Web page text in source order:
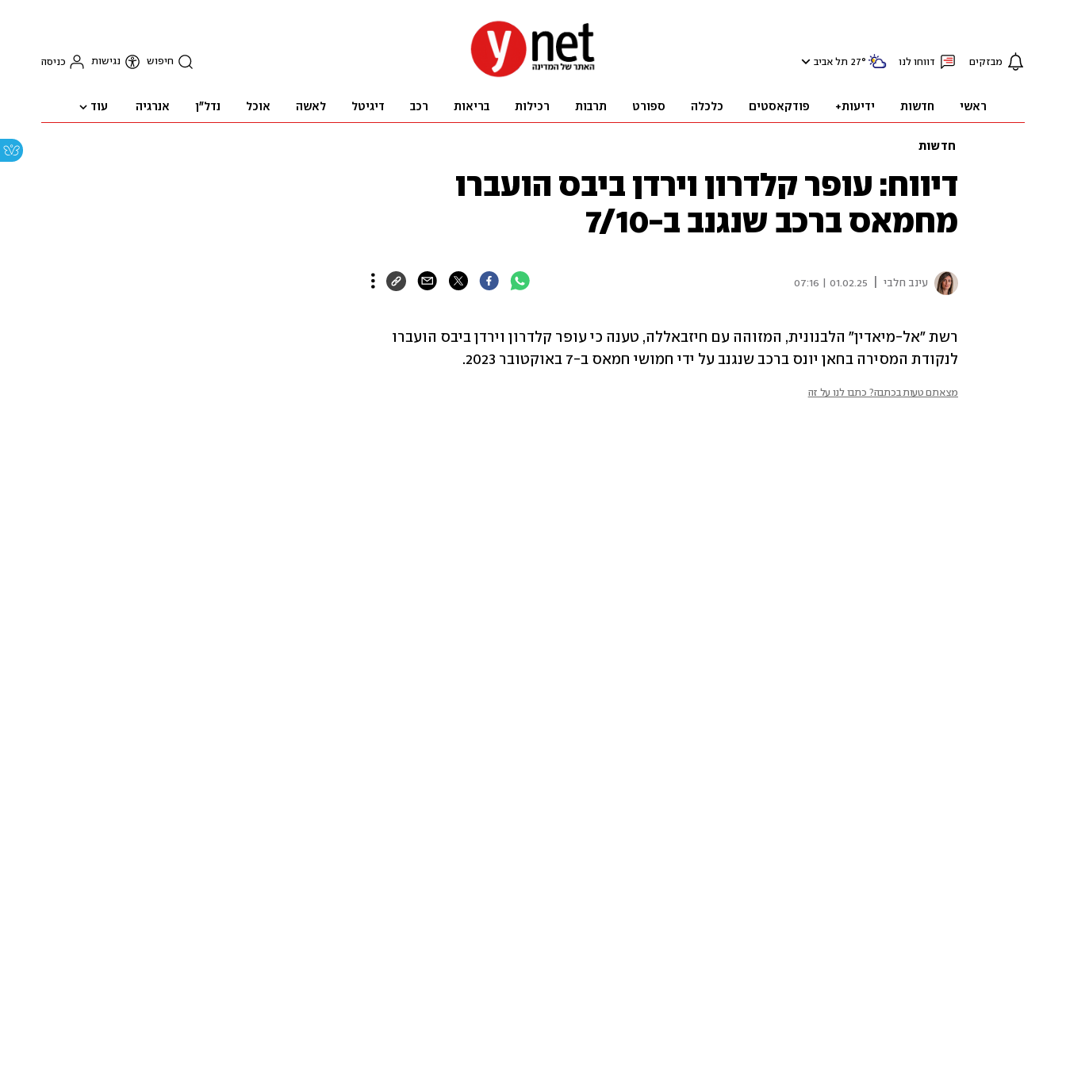
מבזקים דווחו לנו 27° תל אביב חיפוש נגישות כניסה
ראשי חדשות ידיעות+ פודקאסטים כלכלה ספורט תרבות רכילות בריאות רכב דיגיטל לאשה אוכל נדל"ן אנרגיה עוד
חדשות
דיווח: עופר קלדרון וירדן ביבס הועברו
מחמאס ברכב שנגנב ב-7/10
עינב חלבי 01.02.25 | 07:16
לנקודת המסירה בחאן יונס ברכב שנגנב על ידי חמושי חמאס ב-7 באוקטובר 2023.
מצאתם טעות בכתבה? כתבו לנו על זה